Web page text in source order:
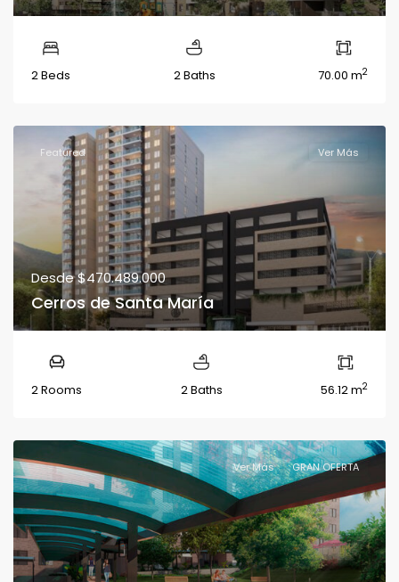
2 Beds 2 Baths 70.00 m2
Featured Ver Más
Desde$470.489.000
Cerros de Santa María
2 Rooms 2 Baths 56.12 m2
Ver Más GRAN OFERTA